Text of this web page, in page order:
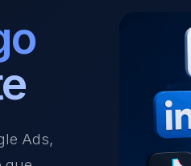
Ads,